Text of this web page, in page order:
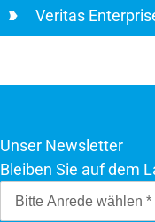
Veritas
Unser Newsletter
Bleiben Sie auf dem